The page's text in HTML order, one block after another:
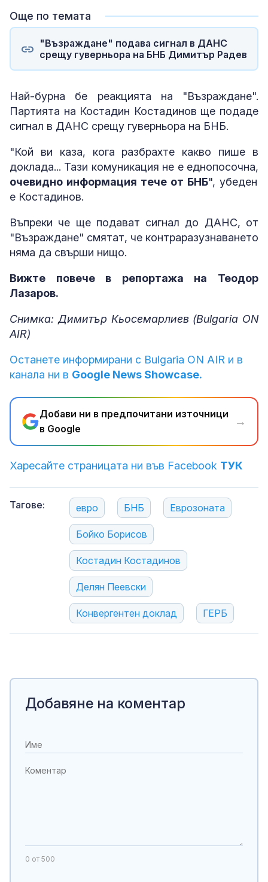
Още по темата
"Възраждане" подава сигнал в ДАНС
срещу гуверньора на БНБ Димитър Радев
Най-бурна бе реакцията на "Възраждане".
Партията на Костадин Костадинов ще подаде
сигнал в ДАНС срещу гуверньора на БНБ.
"Кой ви каза, кога разбрахте какво пише в
доклада... Тази комуникация не е еднопосочна,
очевидно информация тече от БНБ", убеден
е Костадинов.
Въпреки че ще подават сигнал до ДАНС, от
"Възраждане" смятат, че контраразузнаването
няма да свърши нищо.
Вижте повече в репортажа на Теодор
Лазаров.
Снимка: Димитър Кьосемарлиев (Bulgaria ON
AIR)
Останете информирани с Bulgaria ON AIR и в
канала ни в Google News Showcase.
Добави ни в предпочитани източници
в Google
→
Харесайте страницата ни във Facebook ТУК
Тагове: евро БНБ Еврозоната
Бойко Борисов
Костадин Костадинов
Делян Пеевски
Конвергентен доклад ГЕРБ
Добавяне на коментар
0 от 500